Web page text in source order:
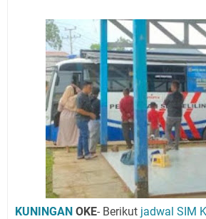
Sabtu 8 Agustus 2026
Ada di Sini!
Agenda Kegiatan Bupati
2026 Ada Tiga, Tapi yang
Selasa 11 Agustus 2026
Listrik di Wilayah Kuningan
Agenda Kegiatan Bupati
Tiga, Wabup dan Sekda
KUNINGAN OKE- Berikut jadwal SIM